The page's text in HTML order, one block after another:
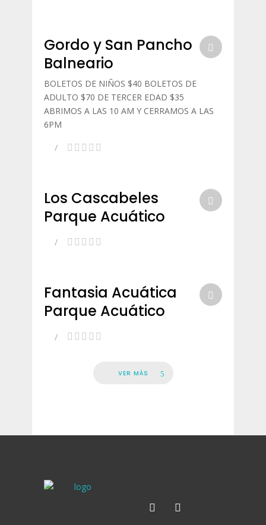
Gordo y San Pancho
Balneario
BOLETOS DE NIÑOS $40 BOLETOS DE
ADULTO $70 DE TERCER EDAD $35
ABRIMOS A LAS 10 AM Y CERRAMOS A LAS
6PM
Los Cascabeles
Parque Acuático
Fantasia Acuática
Parque Acuático
VER MÁS